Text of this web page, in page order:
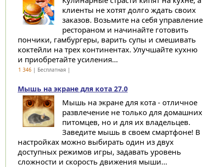
клиенты не хотят долго ждать своих
заказов. Возьмите на себя управление
рестораном и начинайте готовить
пончики, гамбургеры, варить супы и смешивать
коктейли на трех континентах. Улучшайте кухню
и приобретайте усиления...
1 346| Бесплатная |
Мышь на экране для кота 27.0
Мышь на экране для кота - отличное
развлечение не только для домашних
питомцев, но и для их владельцев.
Заведите мышь в своем смартфоне! В
настройках можно выбирать один из двух
доступных режимов игры, задавать уровень
сложности и скорость движения мыши...